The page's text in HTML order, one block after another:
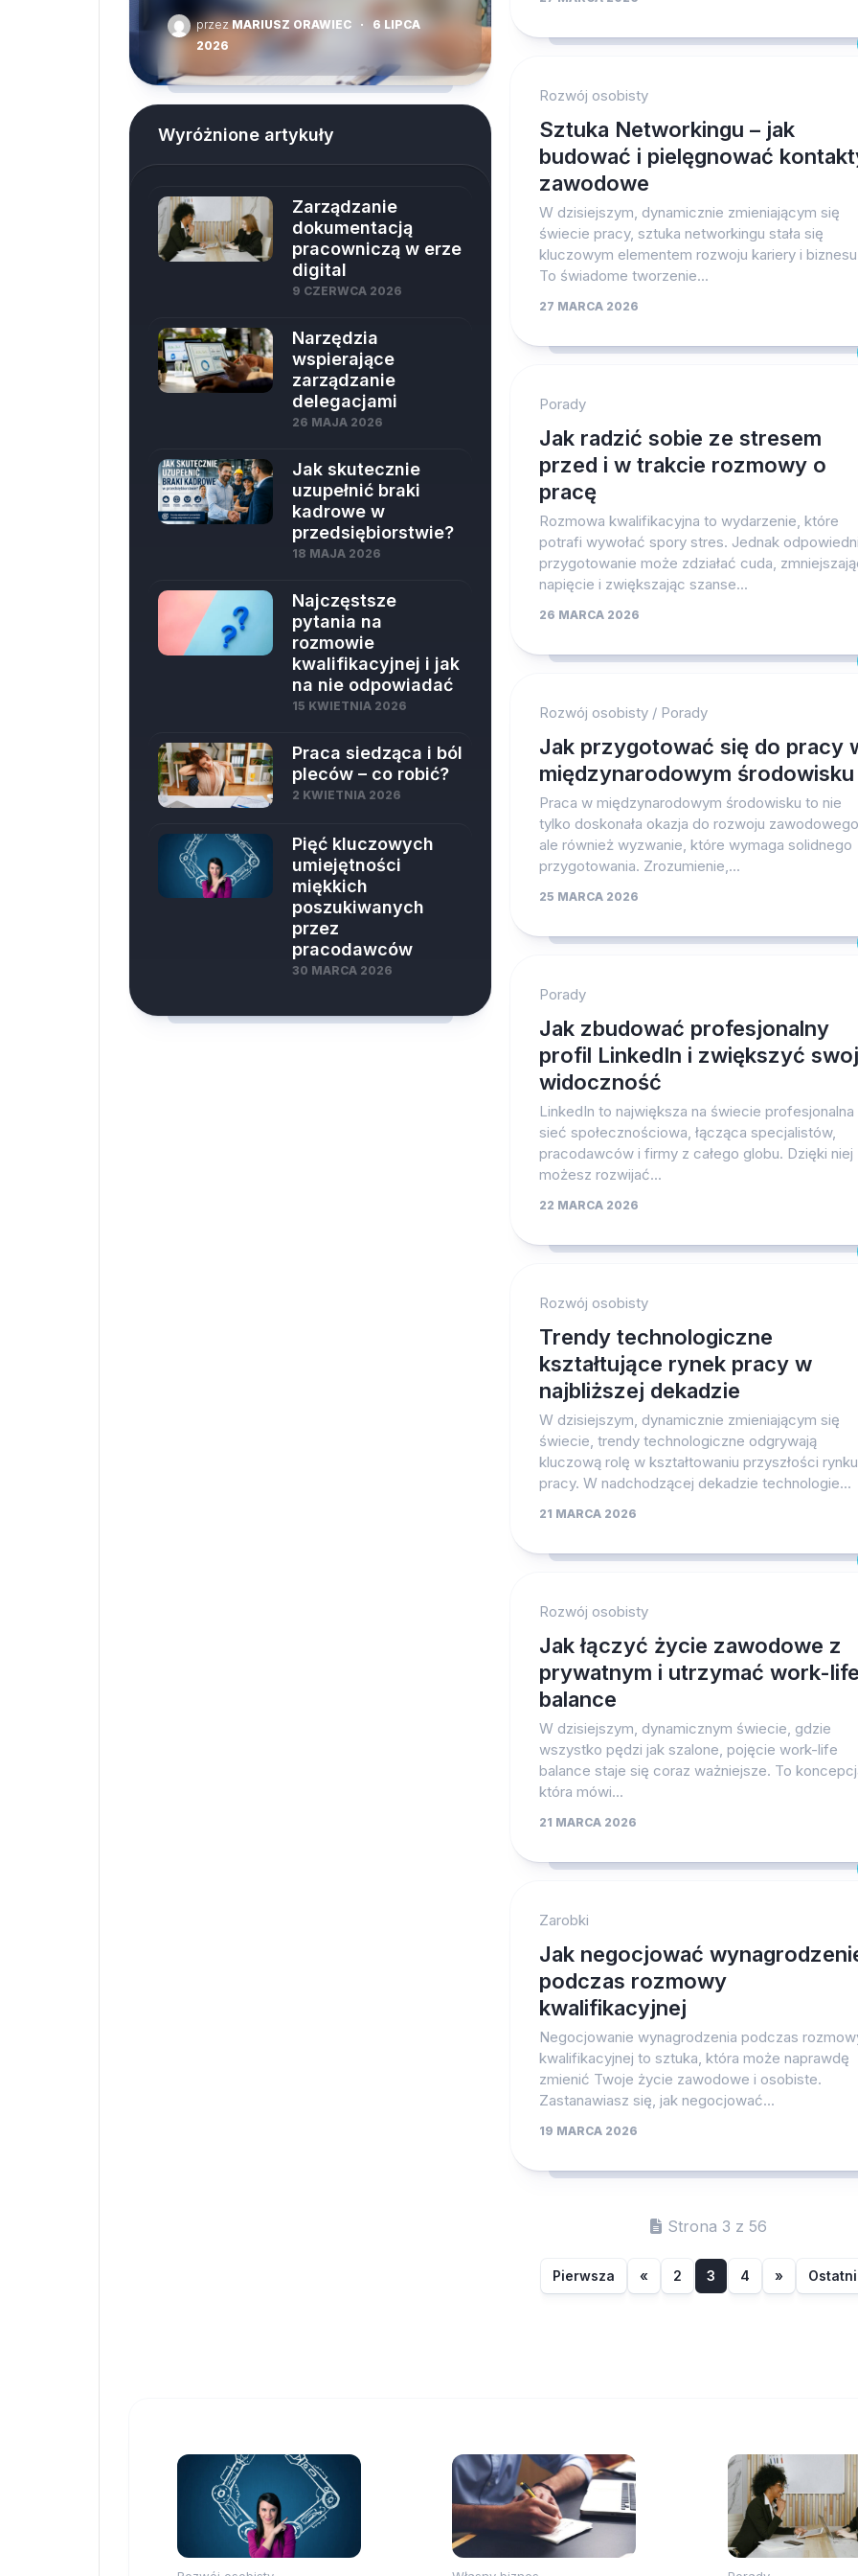
przezMARIUSZ ORAWIEC ·
6 LIPCA
2026
Wyróżnione artykuły
Zarządzanie
dokumentacją
pracowniczą w erze
digital
9 CZERWCA 2026
Narzędzia
wspierające
zarządzanie
delegacjami
26 MAJA 2026
Jak skutecznie
uzupełnić braki
kadrowe w
przedsiębiorstwie?
18 MAJA 2026
Najczęstsze
pytania na
rozmowie
kwalifikacyjnej i jak
na nie odpowiadać
15 KWIETNIA 2026
Praca siedząca i ból
pleców – co robić?
2 KWIETNIA 2026
Pięć kluczowych
umiejętności
miękkich
poszukiwanych
przez
pracodawców
30 MARCA 2026
Rozwój osobisty
Sztuka Networkingu – jak
budować i pielęgnować
zawodowe
W dzisiejszym, dynamicznie zmieniającym się
świecie pracy, sztuka networkingu stała się
kluczowym elementem rozwoju kariery i
To świadome tworzenie...
27 MARCA 2026
Porady
Jak radzić sobie ze stresem
przed i w trakcie rozmowy o
pracę
Rozmowa kwalifikacyjna to wydarzenie, które
potrafi wywołać spory stres. Jednak
przygotowanie może zdziałać cuda,
napięcie i zwiększając szanse...
26 MARCA 2026
Rozwój osobisty / Porady
Jak przygotować się do pracy
międzynarodowym środowisku
Praca w międzynarodowym środowisku to nie
tylko doskonała okazja do rozwoju
ale również wyzwanie, które wymaga solidnego
przygotowania. Zrozumienie,...
25 MARCA 2026
Porady
Jak zbudować profesjonalny
profil LinkedIn i zwiększyć
widoczność
LinkedIn to największa na świecie profesjonalna
sieć społecznościowa, łącząca specjalistów,
pracodawców i firmy z całego globu. Dzięki niej
możesz rozwijać...
22 MARCA 2026
Rozwój osobisty
Trendy technologiczne
kształtujące rynek pracy w
najbliższej dekadzie
W dzisiejszym, dynamicznie zmieniającym się
świecie, trendy technologiczne odgrywają
kluczową rolę w kształtowaniu przyszłości rynku
pracy. W nadchodzącej dekadzie technologie...
21 MARCA 2026
Rozwój osobisty
Jak łączyć życie zawodowe z
prywatnym i utrzymać work-
balance
W dzisiejszym, dynamicznym świecie, gdzie
wszystko pędzi jak szalone, pojęcie work-life
balance staje się coraz ważniejsze. To
która mówi...
21 MARCA 2026
Zarobki
Jak negocjować
podczas rozmowy
kwalifikacyjnej
Negocjowanie wynagrodzenia podczas
kwalifikacyjnej to sztuka, która może naprawdę
zmienić Twoje życie zawodowe i osobiste.
Zastanawiasz się, jak negocjować...
19 MARCA 2026
Strona 3 z 56
Pierwsza « 2 3 4 »